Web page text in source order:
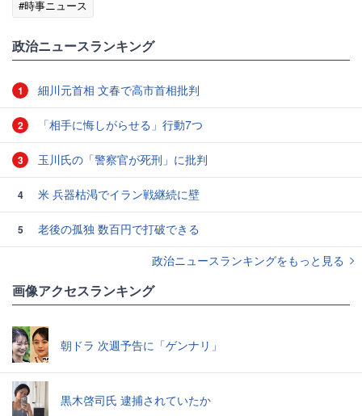
#時事ニュース
政治ニュースランキング
1 細川元首相 文春で高市首相批判
2 「相手に悔しがらせる」行動7つ
3 玉川氏の「警察官が死刑」に批判
4 米 兵器枯渇でイラン戦継続に壁
5
老後の孤独 数百円で打破できる
政治ニュースランキングをもっと見る
画像アクセスランキング
朝ドラ 次週予告に「ゲンナリ」
黒木啓司氏 逮捕されていたか